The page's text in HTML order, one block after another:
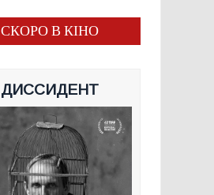
СКОРО В КІНО
ДИССИДЕНТ